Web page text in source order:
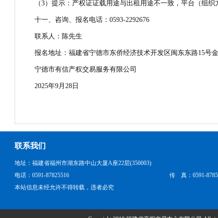
（3）提示：产权证证载用途与出租用途不一致，平台（组
十一、咨询、报名电话：0593-2292676
联系人：陈先生
报名地址：福建省宁德市东侨经济技术开发区闽东东路15号
宁德市有信产权交易服务有限公司
2025年9月28日
联系我们
地址：福建省福州市湖东路中山大厦A座22层(350003)
电话：0591-87825516
传 真：0591-
本站信息未经允许不得转载，违者必究